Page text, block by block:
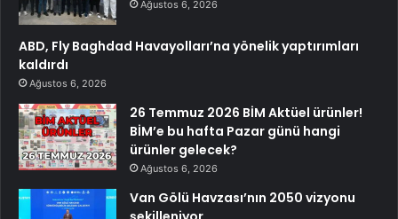
Ağustos 6, 2026
ABD, Fly Baghdad Havayolları’na yönelik yaptırımları
kaldırdı
Ağustos 6, 2026
26 Temmuz 2026 BİM Aktüel ürünler!
BİM’e bu hafta Pazar günü hangi
ürünler gelecek?
Ağustos 6, 2026
Van Gölü Havzası’nın 2050 vizyonu